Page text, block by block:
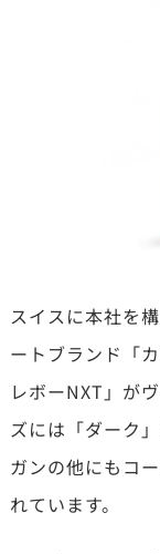
スイスに本社を
ートブランド「
レボーNXT」が
ズには「ダーク
ガンの他にもコ
れています。